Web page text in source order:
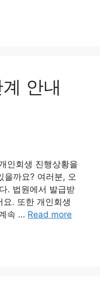
안내
인회생 진행상황을
을까요? 여러분, 오
. 법원에서 발급받
. 또한 개인회생
속 … Read more